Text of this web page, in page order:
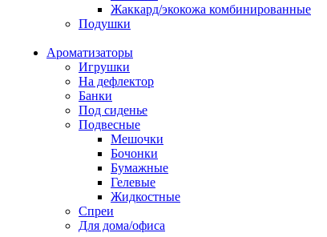
Жаккард/экокожа комбинированные
Подушки
Ароматизаторы
Игрушки
На дефлектор
Банки
Под сиденье
Подвесные
Мешочки
Бочонки
Бумажные
Гелевые
Жидкостные
Спреи
Для дома/офиса